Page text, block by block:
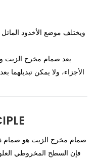
ويختلف موضع الأخدود
يعد صمام مخرج الزيت
الأجزاء، ولا يمكن تبديلهما
صمام مخرج الزيت هو صمام
فإن السطح المخروطي